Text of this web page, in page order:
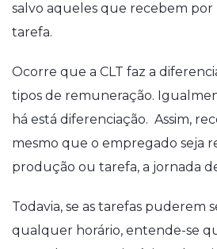
salvo aqueles que recebem
tarefa.
Ocorre que a CLT faz a
tipos de remuneração.
há está diferenciação. Assim,
mesmo que o empregado seja
produção ou tarefa, a jornada
Todavia, se as tarefas puderem
qualquer horário, entende-se